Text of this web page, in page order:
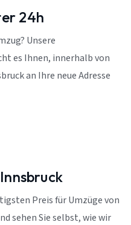
24h
Unsere
es Ihnen, innerhalb von
an Ihre neue Adresse
Preis für Umzüge von
sehen Sie selbst, wie wir